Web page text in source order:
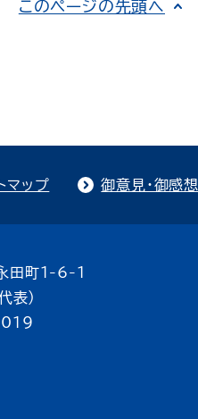
このページの先頭へ
マップ 御意見・御感想
田町1-6-1
）